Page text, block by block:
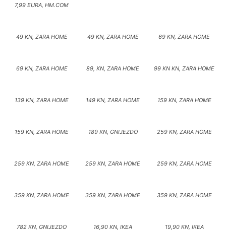
7,99 EURA, HM.COM
49 KN, ZARA HOME 49 KN, ZARA HOME 69 KN, ZARA HOME
69 KN, ZARA HOME 89, KN, ZARA HOME 99 KN KN, ZARA HOME
139 KN, ZARA HOME 149 KN, ZARA HOME 159 KN, ZARA HOME
159 KN, ZARA HOME 189 KN, GNIJEZDO 259 KN, ZARA HOME
259 KN, ZARA HOME 259 KN, ZARA HOME 259 KN, ZARA HOME
359 KN, ZARA HOME 359 KN, ZARA HOME 359 KN, ZARA HOME
782 KN, GNIJEZDO 16,90 KN, IKEA 19,90 KN, IKEA